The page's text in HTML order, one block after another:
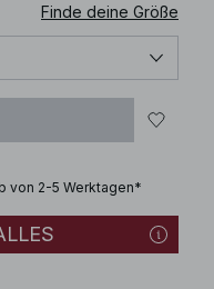
Finde deine Größe
von 2-5 Werktagen*